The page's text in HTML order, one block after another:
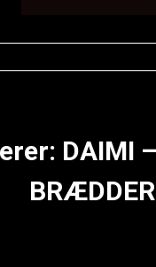
DAIMI –
BRÆDDER